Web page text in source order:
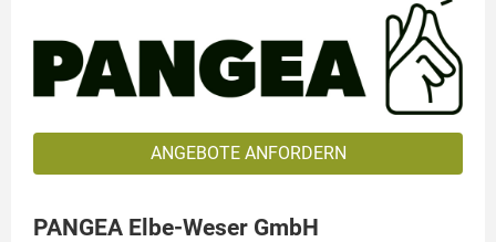
ANGEBOTE ANFORDERN
PANGEA Elbe-Weser GmbH